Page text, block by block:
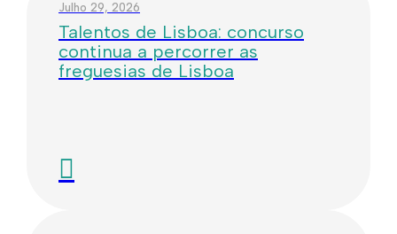
Julho 29, 2026
Talentos de Lisboa: concurso
continua a percorrer as
freguesias de Lisboa